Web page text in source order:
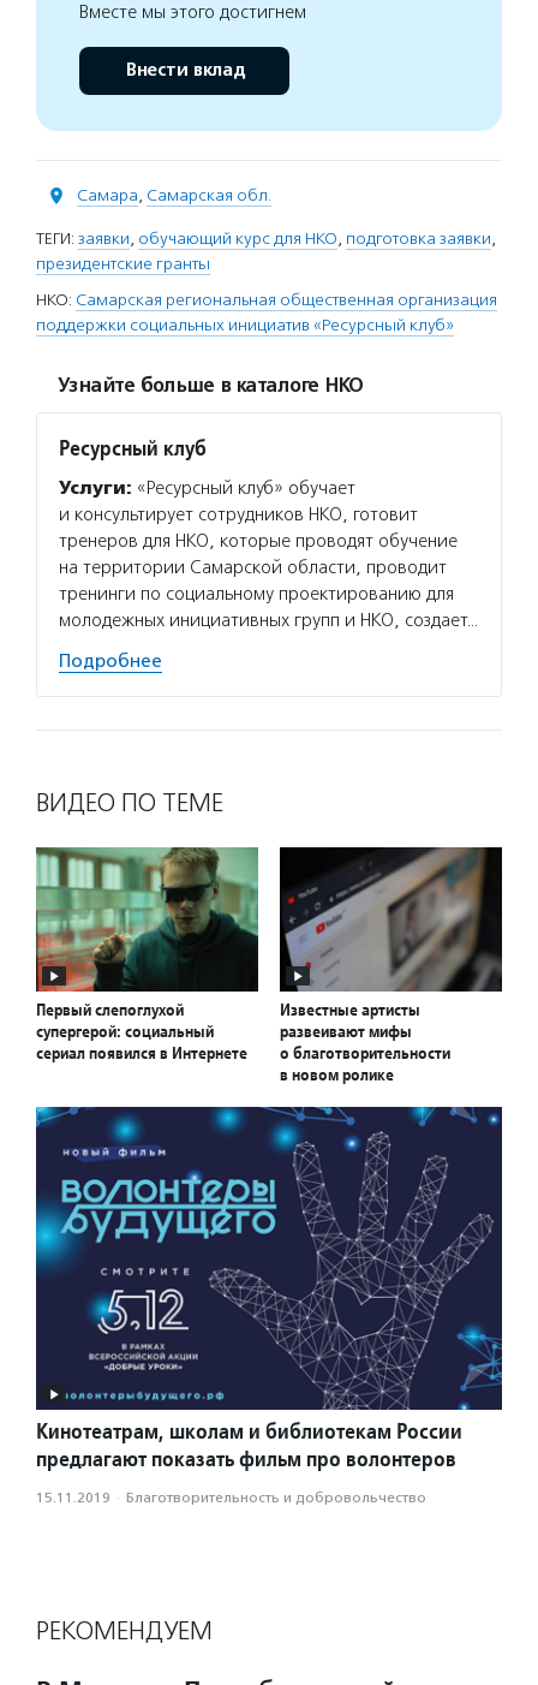
Вместе мы этого достигнем
Внести вклад
Самара, Самарская обл.
ТЕГИ: заявки, обучающий курс для НКО, подготовка заявки,
президентские гранты
НКО: Самарская региональная общественная организация
поддержки социальных инициатив «Ресурсный клуб»
Узнайте больше в каталоге НКО
Ресурсный клуб
Услуги: «Ресурсный клуб» обучает
и консультирует сотрудников НКО, готовит
тренеров для НКО, которые проводят обучение
на территории Самарской области, проводит
тренинги по социальному проектированию для
молодежных инициативных групп и НКО, создает…
Подробнее
ВИДЕО ПО ТЕМЕ
Первый слепоглухой
супергерой: социальный
сериал появился в Интернете
Известные артисты
развеивают мифы
о благотворительности
в новом ролике
Кинотеатрам, школам и библиотекам России
предлагают показать фильм про волонтеров
15.11.2019 · Благотвори­тель­ность и доброволь­чест­во
РЕКОМЕНДУЕМ